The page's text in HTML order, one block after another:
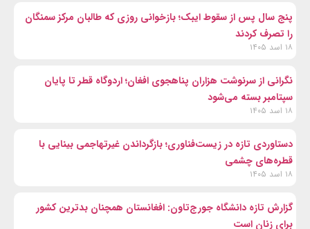
پنج سال پس از سقوط ایبک؛ بازخوانی روزی که طالبان مرکز سمنگان
را تصرف کردند
۱۸ اسد ۱۴۰۵
نگرانی از سرنوشت هزاران پناهجوی افغان؛ اردوگاه قطر تا پایان
سپتامبر بسته می‌شود
۱۸ اسد ۱۴۰۵
دستاوردی تازه در زیست‌فناوری؛ بازگرداندن غیرتهاجمی بینایی با
قطره‌های چشمی
۱۸ اسد ۱۴۰۵
گزارش تازه دانشگاه جورج‌تاون: افغانستان همچنان بدترین کشور
برای زنان است